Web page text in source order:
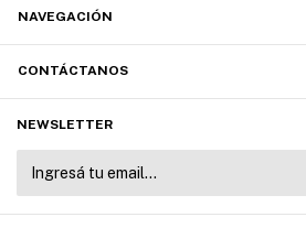
NAVEGACIÓN
CONTÁCTANOS
NEWSLETTER